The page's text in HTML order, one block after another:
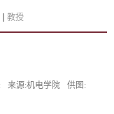
教授
来源:机电学院
供图: